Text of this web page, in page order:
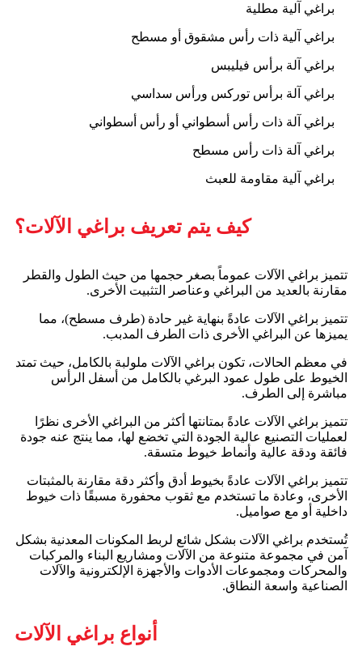
براغي آلية مطلية
براغي آلية ذات رأس مشقوق أو مسطح
براغي آلة برأس فيليبس
براغي آلة برأس توركس ورأس سداسي
براغي آلة ذات رأس أسطواني أو رأس أسطواني
براغي آلة ذات رأس مسطح
براغي آلية مقاومة للعبث
كيف يتم تعريف براغي الآلات؟
تتميز براغي الآلات عموماً بصغر حجمها من حيث الطول والقطر
مقارنة بالعديد من البراغي وعناصر التثبيت الأخرى.
تتميز براغي الآلات عادةً بنهاية غير حادة (طرف مسطح)، مما
يميزها عن البراغي الأخرى ذات الطرف المدبب.
في معظم الحالات، تكون براغي الآلات ملولبة بالكامل، حيث تمتد
الخيوط على طول عمود البرغي بالكامل من أسفل الرأس
مباشرة إلى الطرف.
تتميز براغي الآلات عادةً بمتانتها أكثر من البراغي الأخرى نظرًا
لعمليات التصنيع عالية الجودة التي تخضع لها، مما ينتج عنه جودة
فائقة ودقة عالية وأنماط خيوط متسقة.
تتميز براغي الآلات عادةً بخيوط أدق وأكثر دقة مقارنة بالمثبتات
الأخرى، وعادة ما تستخدم مع ثقوب محفورة مسبقًا ذات خيوط
داخلية أو مع صواميل.
تُستخدم براغي الآلات بشكل شائع لربط المكونات المعدنية بشكل
آمن في مجموعة متنوعة من الآلات ومشاريع البناء والمركبات
والمحركات ومجموعات الأدوات والأجهزة الإلكترونية والآلات
الصناعية واسعة النطاق.
أنواع براغي الآلات